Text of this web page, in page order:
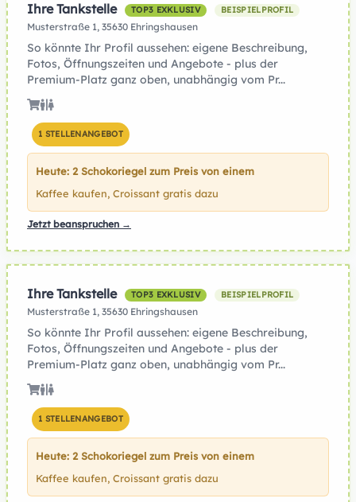
Ihre Tankstelle TOP3 EXKLUSIV BEISPIELPROFIL
Musterstraße 1, 35630 Ehringshausen
So könnte Ihr Profil aussehen: eigene Beschreibung,
Fotos, Öffnungszeiten und Angebote - plus der
Premium-Platz ganz oben, unabhängig vom Pr...
1 STELLENANGEBOT
Heute: 2 Schokoriegel zum Preis von einem
Kaffee kaufen, Croissant gratis dazu
Jetzt beanspruchen →
Ihre Tankstelle TOP3 EXKLUSIV BEISPIELPROFIL
Musterstraße 1, 35630 Ehringshausen
So könnte Ihr Profil aussehen: eigene Beschreibung,
Fotos, Öffnungszeiten und Angebote - plus der
Premium-Platz ganz oben, unabhängig vom Pr...
1 STELLENANGEBOT
Heute: 2 Schokoriegel zum Preis von einem
Kaffee kaufen, Croissant gratis dazu